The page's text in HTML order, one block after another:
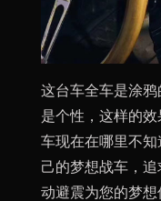
这台车全车是涂
是个性，这样的
车现在在哪里不
己的梦想战车，
动避震为您的梦想